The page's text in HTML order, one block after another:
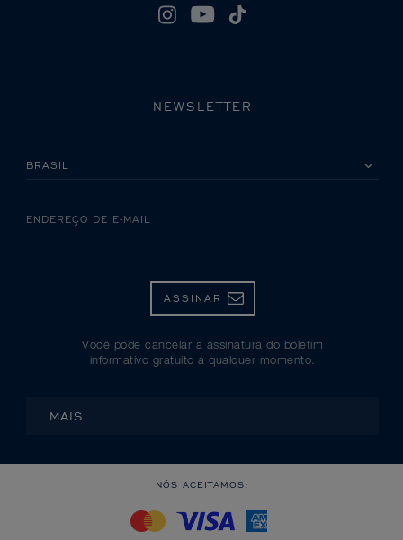
NEWSLETTER
ENDEREÇO DE E-MAIL
ASSINAR
Você pode cancelar a assinatura do boletim
informativo gratuito a qualquer momento.
MAIS
NÓS ACEITAMOS: